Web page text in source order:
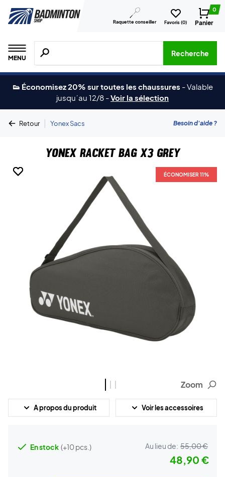
Raquette conseiller Favoris (0)
0
Panier
MENU
Recherche de produits, de marques, etc.
Recherche
👟 Économisez 20% sur toutes les chaussures -Valable
jusqu´au 12/8 -Voir la sélection
Retour | Yonex Sacs Besoin d'aide ?
Yonex Racket Bag X3 Grey
ÉCONOMISER 11%
ÉCONOMISER 11%
ÉCONOMISER 11%
Zoom
A propos du produit Voir les accessoires
En stock (+10 pcs.) Au lieu de: 55,00 €
48,90 €